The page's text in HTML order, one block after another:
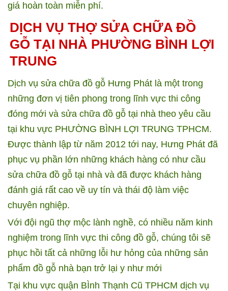
giá hoàn toàn miễn phí.
DỊCH VỤ THỢ SỬA CHỮA ĐỒ
GỖ TẠI NHÀ PHƯỜNG BÌNH LỢI
TRUNG
Dịch vụ sửa chữa đồ gỗ Hưng Phát là một trong
những đơn vị tiên phong trong lĩnh vực thi công
đóng mới và sửa chữa đồ gỗ tại nhà theo yêu cầu
tại khu vực PHƯỜNG BÌNH LỢI TRUNG TPHCM.
Được thành lập từ năm 2012 tới nay, Hưng Phát đã
phục vụ phần lớn những khách hàng có như cầu
sửa chữa đồ gỗ tại nhà và đã được khách hàng
đánh giá rất cao về uy tín và thái độ làm việc
chuyên nghiệp.
Với đội ngũ thợ mộc lành nghề, có nhiều năm kinh
nghiệm trong lĩnh vực thi công đồ gỗ, chúng tôi sẽ
phục hồi tất cả những lỗi hư hỏng của những sản
phẩm đồ gỗ nhà bạn trở lại y như mới
Tại khu vực quận BÌnh Thạnh Cũ TPHCM dịch vụ